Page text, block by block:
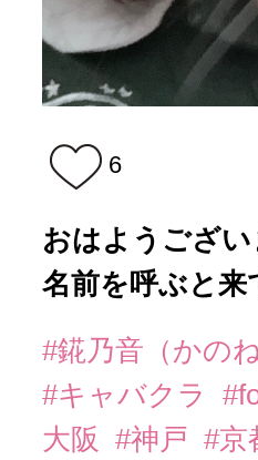
6
おはようござ
名前を呼ぶと来
#錵乃音（かの
#キャバクラ
大阪
#神戸 #京